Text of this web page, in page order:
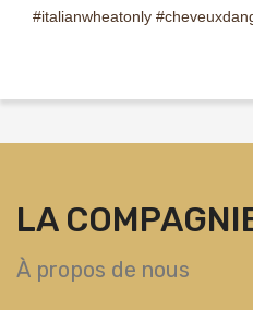
#italianwheatonly
LA
À propos de nous